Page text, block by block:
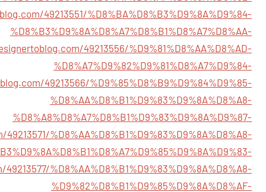
49213551/%D8%BA%D8%B3%D9%8A%D9%84-
%D8%B3%D9%8A%D8%A7%D8%B1%D8%A7%D8%AA-
49213556/%D9%81%D8%AA%D8%AD-
%D8%A7%D9%82%D9%81%D8%A7%D9%84-
49213566/%D9%85%D8%B9%D9%84%D9%85-
%D8%AA%D8%B1%D9%83%D9%8A%D8%A8-
%D8%A8%D8%A7%D8%B1%D9%83%D9%8A%D9%87-
%D8%AA%D8%B1%D9%83%D9%8A%D8%A8-
%D8%AA%D8%B1%D9%83%D9%8A%D8%A8-
%D9%82%D8%B1%D9%85%D9%8A%D8%AF-